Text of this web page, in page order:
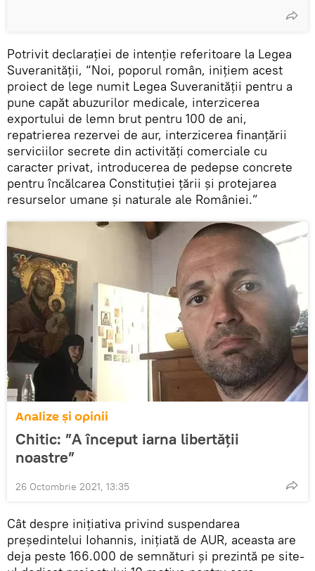
Potrivit declarației de intenție referitoare la Legea
Suveranității, “Noi, poporul român, inițiem acest
proiect de lege numit Legea Suveranității pentru a
pune capăt abuzurilor medicale, interzicerea
exportului de lemn brut pentru 100 de ani,
repatrierea rezervei de aur, interzicerea finanțării
serviciilor secrete din activități comerciale cu
caracter privat, introducerea de pedepse concrete
pentru încălcarea Constituției țării și protejarea
resurselor umane și naturale ale României.”
Analize și opinii
Chitic: ”A început iarna libertății
noastre”
26 Octombrie 2021, 13:35
Cât despre inițiativa privind suspendarea
președintelui Iohannis, inițiată de AUR, aceasta are
deja peste 166.000 de semnături și prezintă pe site-